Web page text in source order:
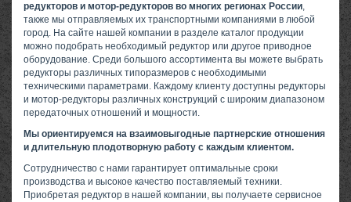
редукторов и мотор-редукторов во многих регионах России,
также мы отправляемых их транспортными компаниями в любой
город. На сайте нашей компании в разделе каталог продукции
можно подобрать необходимый редуктор или другое приводное
оборудование. Среди большого ассортимента вы можете выбрать
редукторы различных типоразмеров с необходимыми
техническими параметрами. Каждому клиенту доступны редукторы
и мотор-редукторы различных конструкций с широким диапазоном
передаточных отношений и мощности.
Мы ориентируемся на взаимовыгодные партнерские отношения
и длительную плодотворную работу с каждым клиентом.
Сотрудничество с нами гарантирует оптимальные сроки
производства и высокое качество поставляемый техники.
Приобретая редуктор в нашей компании, вы получаете сервисное